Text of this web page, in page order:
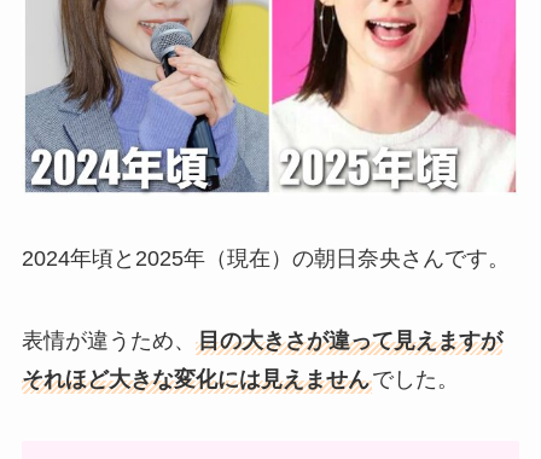
2024年頃と2025年（現在）の朝日奈央さんです。
表情が違うため、 目の大きさが違って見えますが
それほど大きな変化には見えませんでした。